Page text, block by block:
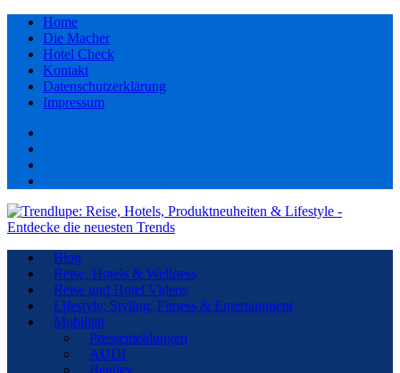
Home
Die Macher
Hotel Check
Kontakt
Datenschutzerklärung
Impressum
Blog
Reise, Hotels & Wellness
Reise und Hotel Videos
Lifestyle, Styling, Fitness & Entertainment
Mobilität
Pressemeldungen
AUDI
Bentley